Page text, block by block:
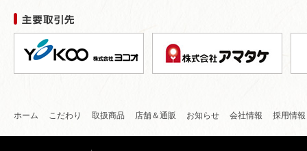
ホーム こだわり 取扱商品 店舗＆通販 お知らせ 会社情報 採用情報